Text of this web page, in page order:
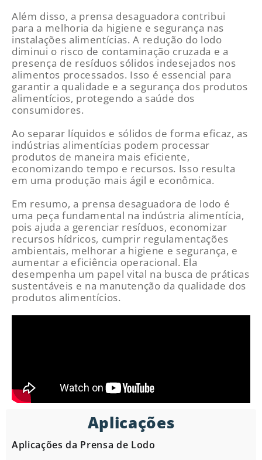
Aplicações
Aplicações da Prensa de Lodo
Além disso, a prensa desaguadora contribui
para a melhoria da higiene e segurança nas
instalações alimentícias. A redução do lodo
diminui o risco de contaminação cruzada e a
presença de resíduos sólidos indesejados nos
alimentos processados. Isso é essencial para
garantir a qualidade e a segurança dos produtos
alimentícios, protegendo a saúde dos
consumidores.
Ao separar líquidos e sólidos de forma eficaz, as
indústrias alimentícias podem processar
produtos de maneira mais eficiente,
economizando tempo e recursos. Isso resulta
em uma produção mais ágil e econômica.
Em resumo, a prensa desaguadora de lodo é
uma peça fundamental na indústria alimentícia,
pois ajuda a gerenciar resíduos, economizar
recursos hídricos, cumprir regulamentações
ambientais, melhorar a higiene e segurança, e
aumentar a eficiência operacional. Ela
desempenha um papel vital na busca de práticas
sustentáveis e na manutenção da qualidade dos
produtos alimentícios.